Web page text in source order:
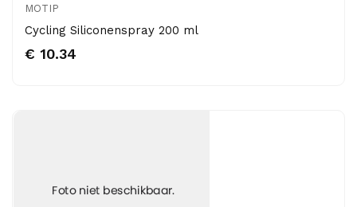
MOTIP
Cycling Siliconenspray 200 ml
€ 10.34